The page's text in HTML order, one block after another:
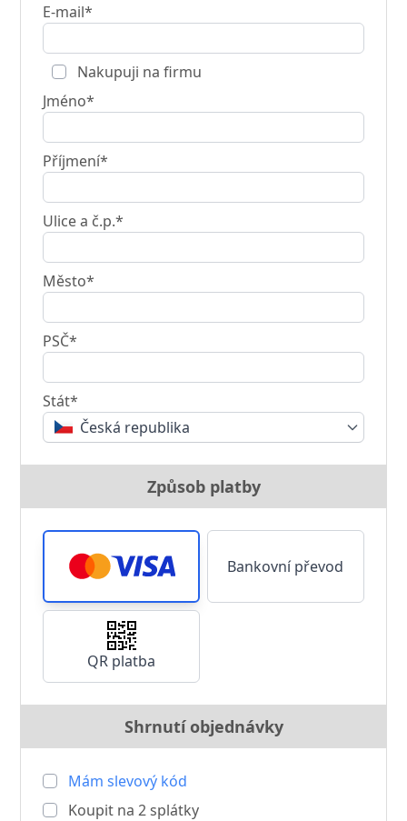
E-mail*
Nakupuji na firmu
Jméno*
Příjmení*
Ulice a č.p.*
Město*
PSČ*
Stát*
Česká republika
Způsob platby
Bankovní převod
QR platba
Shrnutí objednávky
Mám slevový kód
Koupit na2splátky